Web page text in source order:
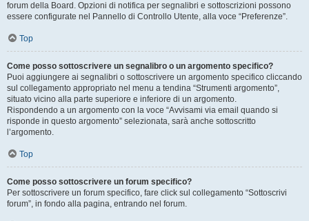
forum della Board. Opzioni di notifica per segnalibri e sottoscrizioni possono
essere configurate nel Pannello di Controllo Utente, alla voce “Preferenze”.
Top
Come posso sottoscrivere un segnalibro o un argomento specifico?
Puoi aggiungere ai segnalibri o sottoscrivere un argomento specifico cliccando
sul collegamento appropriato nel menu a tendina “Strumenti argomento”,
situato vicino alla parte superiore e inferiore di un argomento.
Rispondendo a un argomento con la voce “Avvisami via email quando si
risponde in questo argomento” selezionata, sarà anche sottoscritto
l’argomento.
Top
Come posso sottoscrivere un forum specifico?
Per sottoscrivere un forum specifico, fare click sul collegamento “Sottoscrivi
forum”, in fondo alla pagina, entrando nel forum.